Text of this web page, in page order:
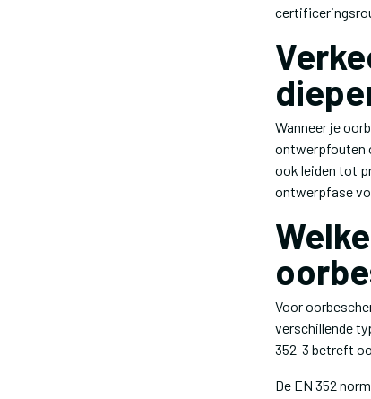
Wanneer je
ontwerpfouten
ook leiden tot
ontwerpfase
Voor
verschillende
352-3 betreft
De EN 352